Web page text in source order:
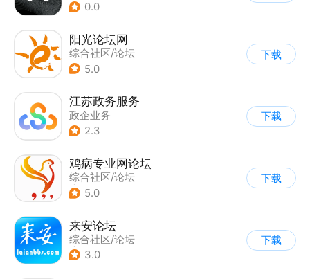
0.0
阳光论坛网
综合社区/论坛
5.0
下载
江苏政务服务
政企业务
2.3
下载
鸡病专业网论坛
综合社区/论坛
| 全职招聘
5.0
下载
来安论坛
综合社区/论坛
| 综合服务
3.0
下载